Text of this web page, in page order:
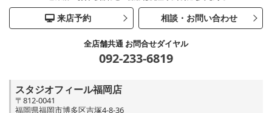
来店予約 相談・お問い合わせ
全店舗共通 お問合せダイヤル
092-233-6819
スタジオフィール福岡店
〒812-0041
福岡県福岡市博多区吉塚4-8-36